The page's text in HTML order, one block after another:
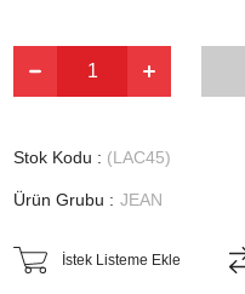
Stok Kodu (LAC45)
Ürün Grubu : JEAN
İstek Listeme Ekle